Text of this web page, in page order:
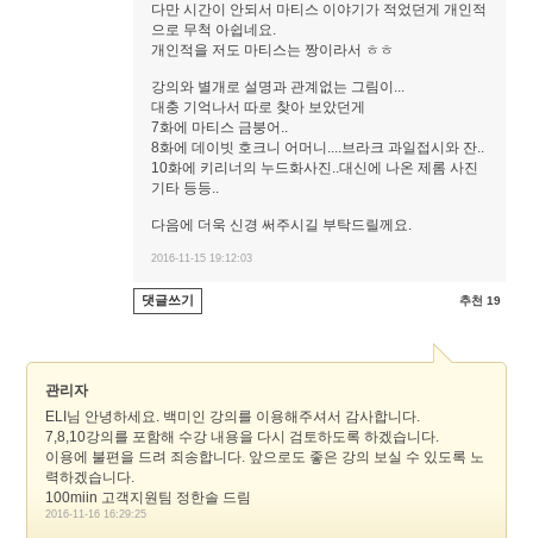
다만 시간이 안되서 마티스 이야기가 적었던게 개인적
으로 무척 아쉽네요.
개인적을 저도 마티스는 짱이라서 ㅎㅎ
강의와 별개로 설명과 관계없는 그림이...
대충 기억나서 따로 찾아 보았던게
7화에 마티스 금붕어..
8화에 데이빗 호크니 어머니....브라크 과일접시와 잔..
10화에 키리너의 누드화사진..대신에 나온 제롬 사진
기타 등등..
다음에 더욱 신경 써주시길 부탁드릴께요.
2016-11-15 19:12:03
댓글쓰기 추천 19
관리자
ELI님 안녕하세요. 백미인 강의를 이용해주셔서 감사합니다.
7,8,10강의를 포함해 수강 내용을 다시 검토하도록 하겠습니다.
이용에 불편을 드려 죄송합니다. 앞으로도 좋은 강의 보실 수 있도록 노
력하겠습니다.
100miin 고객지원팀 정한솔 드림
2016-11-16 16:29:25